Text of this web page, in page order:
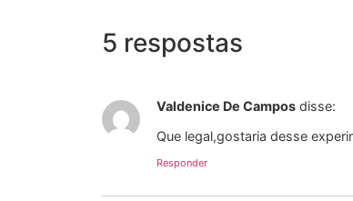
5 respostas
Valdenice De Campos disse:
Que legal,gostaria desse
Responder